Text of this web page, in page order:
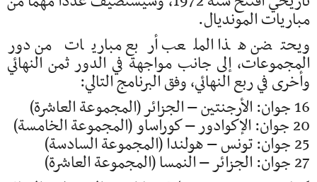
مباريات المونديال.
ويحتضن هذا الملعب أربع مباريات من دور
المجموعات، إلى جانب مواجهة في الدور ثمن النهائي
وأخرى في ربع النهائي، وفق البرنامج التالي:
16 جوان: الأرجنتين – الجزائر (المجموعة العاشرة)
20 جوان: الإكوادور – كوراساو (المجموعة الخامسة)
25 جوان: تونس – هولندا (المجموعة السادسة)
27 جوان: الجزائر – النمسا (المجموعة العاشرة)